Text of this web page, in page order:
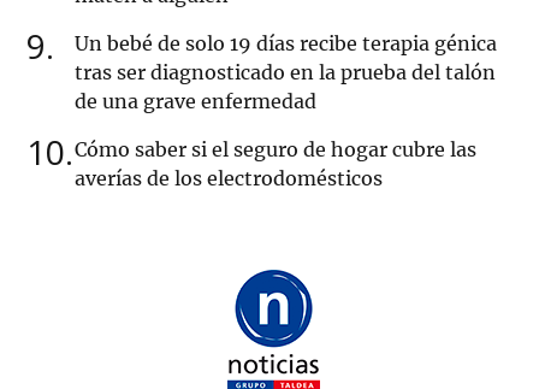
9
Un bebé de solo 19 días recibe terapia génica
tras ser diagnosticado en la prueba del talón
de una grave enfermedad
10 Cómo saber si el seguro de hogar cubre las
averías de los electrodomésticos